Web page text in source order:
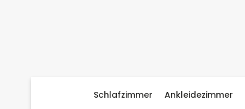
Schlafzimmer Ankleidezimmer